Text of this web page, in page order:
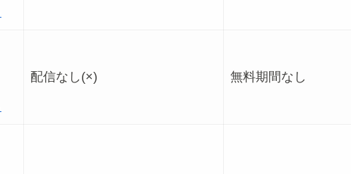
配信なし(×) 無料期間なし